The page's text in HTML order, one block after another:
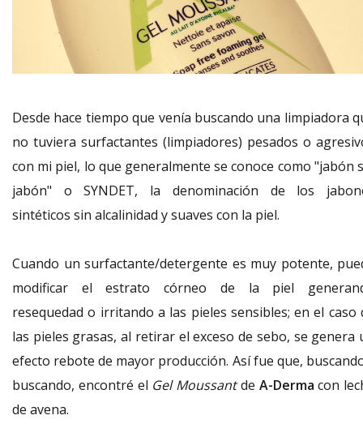
Desde hace tiempo que venía buscando una limpiadora
no tuviera surfactantes (limpiadores) pesados o
con mi piel, lo que generalmente se conoce como "jabón
jabón" o SYNDET, la denominación de los
sintéticos sin alcalinidad y suaves con la piel.
Cuando un surfactante/detergente es muy potente,
modificar el estrato córneo de la piel
resequedad o irritando a las pieles sensibles; en el caso
las pieles grasas, al retirar el exceso de sebo, se genera
efecto rebote de mayor producción. Así fue que,
buscando, encontré el Gel Moussantde A-Derma con
de avena.